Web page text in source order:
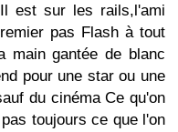
est sur les rails,l'ami
pas Flash à tout
main gantée de blanc
pour une star ou une
du cinéma Ce qu'on
toujours ce que l'on